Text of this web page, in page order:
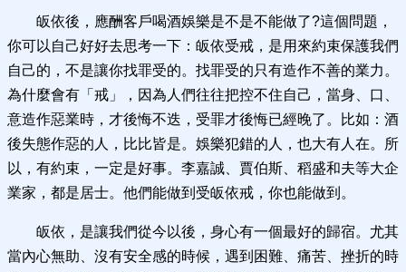
皈依後，應酬客戶喝酒娛樂是不是不能做了?這個問題，
你可以自己好好去思考一下：皈依受戒，是用來約束保護我們
自己的，不是讓你找罪受的。找罪受的只有造作不善的業力。
為什麼會有「戒」，因為人們往往把控不住自己，當身、口、
意造作惡業時，才後悔不迭，受罪才後悔已經晚了。比如：酒
後失態作惡的人，比比皆是。娛樂犯錯的人，也大有人在。所
以，有約束，一定是好事。李嘉誠、賈伯斯、稻盛和夫等大企
業家，都是居士。他們能做到受皈依戒，你也能做到。
皈依，是讓我們從今以後，身心有一個最好的歸宿。尤其
當內心無助、沒有安全感的時候，遇到困難、痛苦、挫折的時